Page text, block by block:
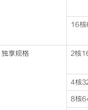
16
独享规格 2核
4核
8核